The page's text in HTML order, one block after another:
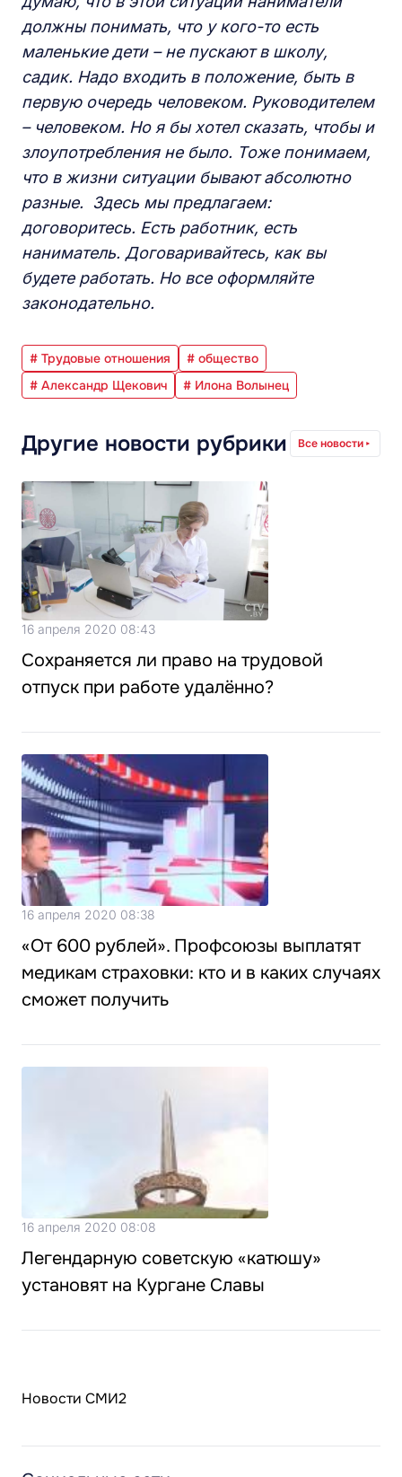
должны понимать, что у кого-то есть
маленькие дети – не пускают в школу,
садик. Надо входить в положение, быть в
первую очередь человеком. Руководителем
– человеком. Но я бы хотел сказать, чтобы и
злоупотребления не было. Тоже понимаем,
что в жизни ситуации бывают абсолютно
разные. Здесь мы предлагаем:
договоритесь. Есть работник, есть
наниматель. Договаривайтесь, как вы
будете работать. Но все оформляйте
законодательно.
# Трудовые отношения
# общество
# Александр Щекович
# Илона Волынец
Другие новости рубрики Все новости
16 апреля 2020 08:43
Сохраняется ли право на трудовой
отпуск при работе удалённо?
16 апреля 2020 08:38
«От 600 рублей». Профсоюзы выплатят
медикам страховки: кто и в каких случаях
сможет получить
16 апреля 2020 08:08
Легендарную советскую «катюшу»
установят на Кургане Славы
Новости СМИ2